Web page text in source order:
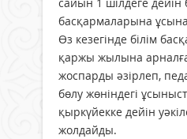
басқармаларына
Өз кезегінде білім
қаржы жылына
жоспарды әзірлеп,
бөлу жөніндегі
қыркүйекке дейін
жолдайды.